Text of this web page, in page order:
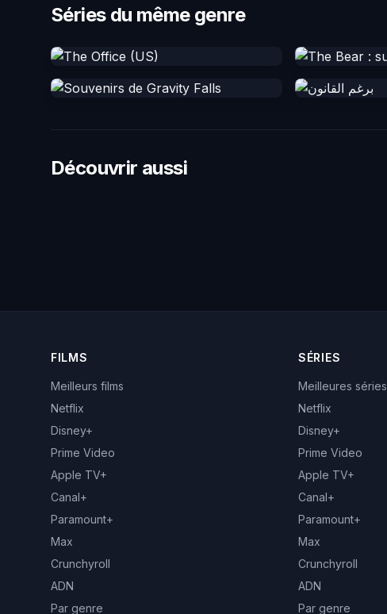
Séries du même genre
Découvrir aussi
FILMS
Meilleurs films
Netflix
Disney+
Prime Video
Apple TV+
Canal+
Paramount+
Max
Crunchyroll
ADN
Par genre
SÉRIES
Meilleures séries
Netflix
Disney+
Prime Video
Apple TV+
Canal+
Paramount+
Max
Crunchyroll
ADN
Par genre